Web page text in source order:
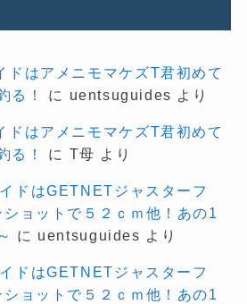
ドはアメニモマケズT君初めて
る！
に uentsuguides より
ドはアメニモマケズT君初めて
る！
に T母 より
ドはGETNETジャスターフ
ョットで５２ｃｍ他！あの1
に uentsuguides より
ドはGETNETジャスターフ
ョットで５２ｃｍ他！あの1